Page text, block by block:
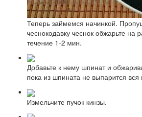
Теперь займемся начинкой.
чеснокодавку чеснок обжарьте на
течение 1-2 мин.
Добавьте к нему шпинат и
пока из шпината не выпарится вся
Измельчите пучок кинзы.